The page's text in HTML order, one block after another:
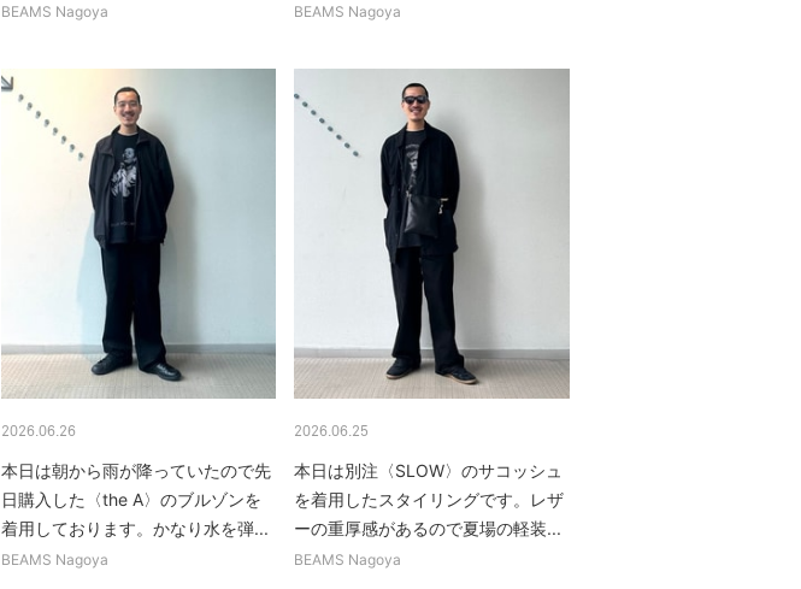
BEAMS Nagoya BEAMS Nagoya
2026.06.26
本日は朝から雨が降っていたので先
日購入した〈the A〉のブルゾンを
着用しております。かなり水を弾...
BEAMS Nagoya
2026.06.25
本日は別注〈SLOW〉のサコッシュ
を着用したスタイリングです。レザ
ーの重厚感があるので夏場の軽装...
BEAMS Nagoya